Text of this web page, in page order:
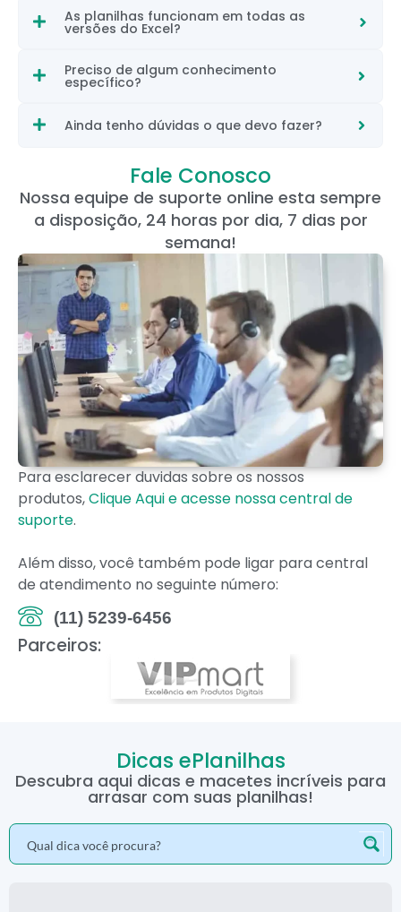
As planilhas funcionam em todas as
versões do Excel?
Preciso de algum conhecimento
específico?
Ainda tenho dúvidas o que devo fazer?
Fale Conosco
Nossa equipe de suporte online esta sempre
a disposição, 24 horas por dia, 7 dias por
semana!
Para esclarecer duvidas sobre os nossos
produtos,Clique Aqui e acesse nossa central de
suporte.
Além disso, você também pode ligar para central
de atendimento no seguinte número:
(11) 5239-6456
Parceiros:
Dicas ePlanilhas
Descubra aqui dicas e macetes incríveis para
arrasar com suas planilhas!